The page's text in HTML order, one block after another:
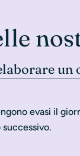
un
evasi il